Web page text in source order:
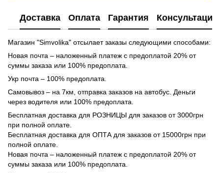
Доставка Оплата Гарантия Консультация
Магазин "Simvolika" отсылает заказы следующими способами:
Новая почта – наложенный платеж с предоплатой 20% от
суммы заказа или 100% предоплата.
Укр почта – 100% предоплата.
Самовывоз – на 7км, отправка заказов на автобус. Деньги
через водителя или 100% предоплата.
Бесплатная доставка для РОЗНИЦЫ для заказов от 3000грн
при полной оплате.
Бесплатная доставка для ОПТА для заказов от 15000грн при
полной оплате.
Новая почта – наложенный платеж с предоплатой 20% от
суммы заказа или 100% предоплата.